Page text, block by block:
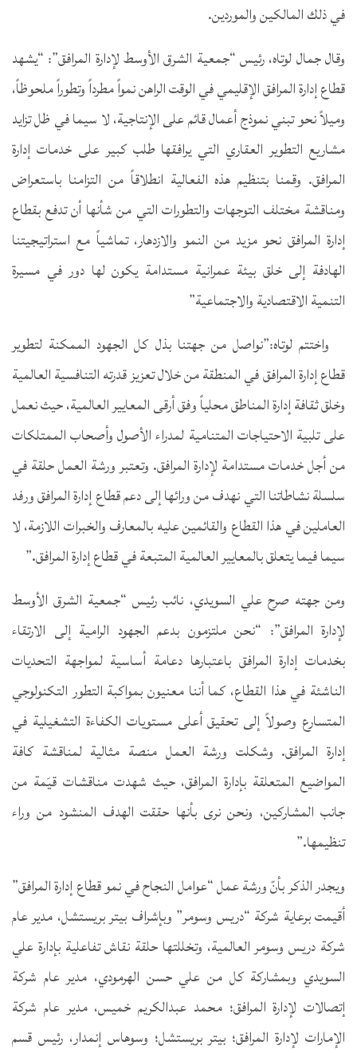
في ذلك المالكين والموردين.
وقال جمال لوتاه، رئيس “جمعية الشرق الأوسط لإدارة المرافق”: “يشهد
قطاع إدارة المرافق الإقليمي في الوقت الراهن نمواً مطرداً وتطوراً ملحوظاً،
وميلاً نحو تبني نموذج أعمال قائم على الإنتاجية، لا سيما في ظل تزايد
مشاريع التطوير العقاري التي يرافقها طلب كبير على خدمات إدارة
المرافق. وقمنا بتنظيم هذه الفعالية انطلاقاً من التزامنا باستعراض
ومناقشة مختلف التوجهات والتطورات التي من شأنها أن تدفع بقطاع
إدارة المرافق نحو مزيد من النمو والازدهار، تماشياً مع استراتيجيتنا
الهادفة إلى خلق بيئة عمرانية مستدامة يكون لها دور في مسيرة
التنمية الاقتصادية والاجتماعية”
واختتم لوتاه:”نواصل من جهتنا بذل كل الجهود الممكنة لتطوير
قطاع إدارة المرافق في المنطقة من خلال تعزيز قدرته التنافسية العالمية
وخلق ثقافة إدارة المناطق محلياً وفق أرقى المعايير العالمية، حيث نعمل
على تلبية الاحتياجات المتنامية لمدراء الأصول وأصحاب الممتلكات
من أجل خدمات مستدامة لإدارة المرافق. وتعتبر ورشة العمل حلقة في
سلسلة نشاطاتنا التي نهدف من ورائها إلى دعم قطاع إدارة المرافق ورفد
العاملين في هذا القطاع والقائمين عليه بالمعارف والخبرات اللازمة، لا
سيما فيما يتعلق بالمعايير العالمية المتبعة في قطاع إدارة المرافق.”
ومن جهته صرح علي السويدي، نائب رئيس “جمعية الشرق الأوسط
لإدارة المرافق”: “نحن ملتزمون بدعم الجهود الرامية إلى الارتقاء
بخدمات إدارة المرافق باعتبارها دعامة أساسية لمواجهة التحديات
الناشئة في هذا القطاع، كما أننا معنيون بمواكبة التطور التكنولوجي
المتسارع وصولاً إلى تحقيق أعلى مستويات الكفاءة التشغيلية في
إدارة المرافق. وشكلت ورشة العمل منصة مثالية لمناقشة كافة
المواضيع المتعلقة بإدارة المرافق، حيث شهدت مناقشات قيَمة من
جانب المشاركين، ونحن نرى بأنها حققت الهدف المنشود من وراء
تنظيمها.”
ويجدر الذكر بأنّ ورشة عمل “عوامل النجاح في نمو قطاع إدارة المرافق”
أقيمت برعاية شركة “دريس وسومر” وبإشراف بيتر بريستشل، مدير عام
شركة دريس وسومر العالمية، وتخللتها حلقة نقاش تفاعلية بإدارة علي
السويدي وبمشاركة كل من علي حسن الهرمودي، مدير عام شركة
إتصالات لإدارة المرافق؛ محمد عبدالكريم خميس، مدير عام شركة
الإمارات لإدارة المرافق؛ بيتر بريستشل؛ وسوهاس إنمدار، رئيس قسم